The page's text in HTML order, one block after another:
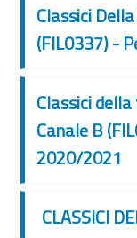
Classici
(FIL0337) -
Classici
Canale B
2020/2021
CLASSICI